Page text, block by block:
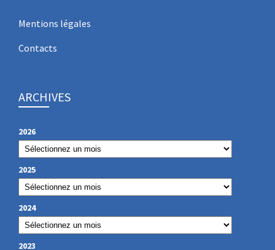
Mentions légales
Contacts
ARCHIVES
2026
2025
2024
2023